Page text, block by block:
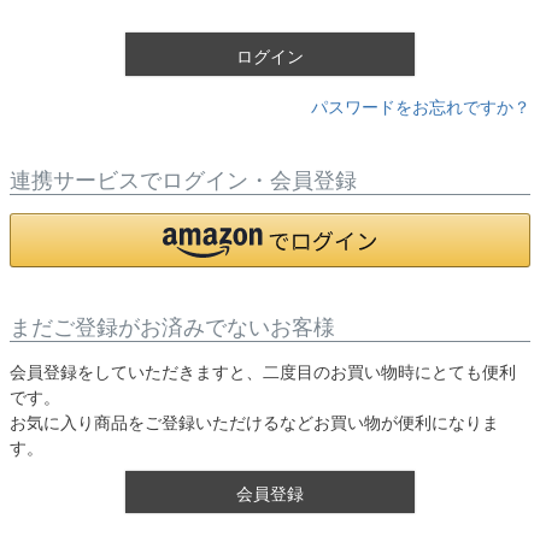
ログイン
パスワードをお忘れですか？
連携サービスでログイン・会員登録
まだご登録がお済みでないお客様
会員登録をしていただきますと、二度目のお買い物時にとても便利
です。
お気に入り商品をご登録いただけるなどお買い物が便利になりま
す。
会員登録